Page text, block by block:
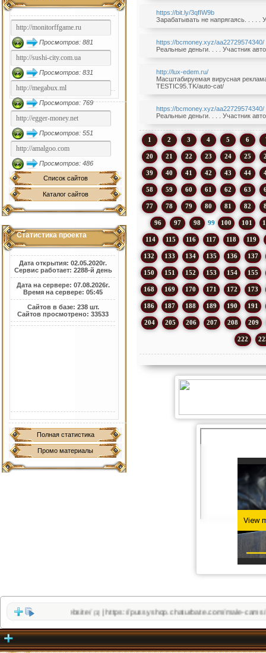
Просмотров: 881
Просмотров: 831
Просмотров: 769
Просмотров: 551
Просмотров: 486
Список сайтов
Каталог сайтов
Статистика проекта
Дата открытия: 02.05.2020г.
Сервис работает: 2288-й день
Дата на сервере: 07.08.2026г.
Время на сервере: 05:45
Сайтов в базе: 238 шт.
Сайтов просмотрено: 33533
Полная статистика
Промо материалы
https://bit.ly/3qfIW9b
Зарабатывать не напрягаясь. . . . .
https://bcmoney.xyz/aa22729574340/
Реальные деньги. . . . Участник
http://lux-edem.ru/
Масштабируемая вирусная
TESTIC95.TK/auto-cat/
https://bcmoney.xyz/aa22729574340/
Реальные деньги. . . . Участник
1 2 3 4 5 6
20 21 22 23 24 25
39 40 41 42 43 44
58 59 60 61 62 63
77 78 79 80 81 82
96 97 98 99 100 101
114 115 116 117 118 119
132 133 134 135 136 137
150 151 152 153 154 155
168 169 170 171 172 173
186 187 188 189 190 191
204 205 206 207 208 209
222
(1)|https://pussyshop.chaturbate.com/male-cams/(1)|